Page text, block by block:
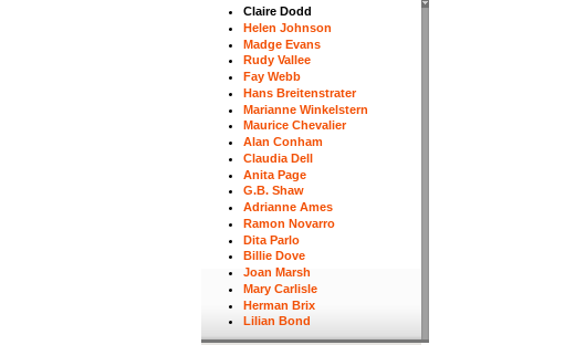
Claire Dodd
Helen Johnson
Madge Evans
Rudy Vallee
Fay Webb
Hans Breitenstrater
Marianne Winkelstern
Maurice Chevalier
Alan Conham
Claudia Dell
Anita Page
G.B. Shaw
Adrianne Ames
Ramon Novarro
Dita Parlo
Billie Dove
Joan Marsh
Mary Carlisle
Herman Brix
Lilian Bond